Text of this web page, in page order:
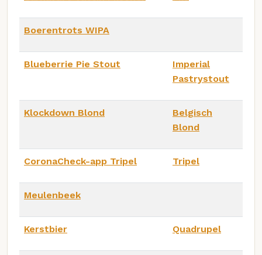
Boerentrots WIPA
Blueberrie Pie Stout
Imperial
Pastrystout
Klockdown Blond
Belgisch
Blond
CoronaCheck-app Tripel Tripel
Meulenbeek
Kerstbier Quadrupel